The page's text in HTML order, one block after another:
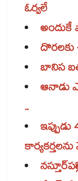
ఓర్వలే
అందుకే
బానిస
ఆనాడు
..